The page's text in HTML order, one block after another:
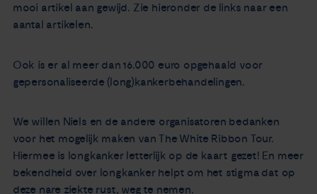
mooi artikel aan gewijd. Zie hieronder de links naar een
aantal artikelen.
Ook is er al meer dan 16.000 euro opgehaald voor
gepersonaliseerde (long)kankerbehandelingen.
We willen Niels en de andere organisatoren bedanken
voor het mogelijk maken van The White Ribbon Tour.
Hiermee is longkanker letterlijk op de kaart gezet! En meer
bekendheid over longkanker helpt om het stigma dat op
deze nare ziekte rust, weg te nemen.